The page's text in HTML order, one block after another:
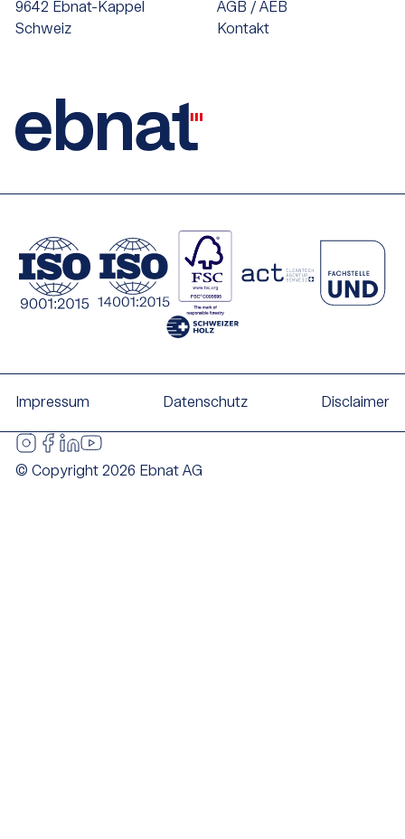
9642 Ebnat-Kappel
Schweiz
AGB / AEB
Kontakt
Impressum Datenschutz Disclaimer
© Copyright 2026 Ebnat AG